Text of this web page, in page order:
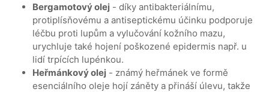
Bergamotový olej - díky antibakteriálnímu,
protiplísňovému a antiseptickému účinku podporuje
léčbu proti lupům a vylučování kožního mazu,
urychluje také hojení poškozené epidermis např. u
lidí trpících lupénkou.
Heřmánkový olej - známý heřmánek ve formě
esenciálního oleje hojí záněty a přináší úlevu, takže